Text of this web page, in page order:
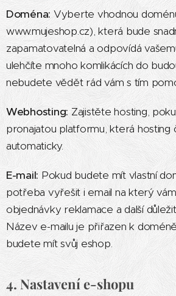
Doména: Vyberte vhodnou
www.mujeshop.cz), která bude
zapamatovatelná a odpovídá
ulehčíte mnoho komlikácích do
nebudete vědět rád vám s tím
Webhosting: Zajistěte hosting,
pronajatou platformu, která hosting
automaticky.
E-mail: Pokud budete mít vlastní
potřeba vyřešit i email na který
objednávky reklamace a další
Název e-mailu je přiřazen k
budete mít svůj eshop.
4. Nastavení e-shopu